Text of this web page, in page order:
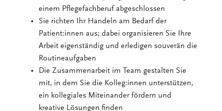
einem Pflegefachberuf abgeschlossen
Sie richten Ihr Handeln am Bedarf der
Patient:innen aus; dabei organisieren Sie Ihre
Arbeit eigenständig und erledigen souverän die
Routineaufgaben
Die Zusammenarbeit im Team gestalten Sie
mit, in dem Sie die Kolleg:innen unterstützen,
ein kollegiales Miteinander fördern und
kreative Lösungen finden